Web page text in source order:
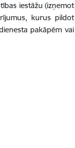
iestāžu (izņemot
kurus pildot
pakāpēm vai